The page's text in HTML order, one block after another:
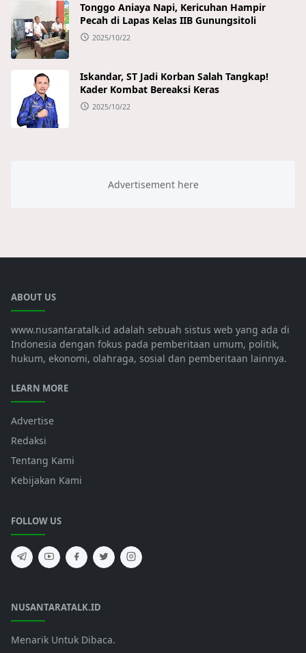
Tonggo Aniaya Napi, Kericuhan Hampir
Pecah di Lapas Kelas IIB Gunungsitoli
2025/10/22
Iskandar, ST Jadi Korban Salah Tangkap!
Kader Kombat Bereaksi Keras
2025/10/22
ABOUT US
www.nusantaratalk.id adalah sebuah sistus web yang ada di
Indonesia dengan fokus pada pemberitaan umum, politik,
hukum, ekonomi, olahraga, sosial dan pemberitaan lainnya.
LEARN MORE
Advertise
Redaksi
Tentang Kami
Kebijakan Kami
FOLLOW US
NUSANTARATALK.ID
Menarik Untuk Dibaca.